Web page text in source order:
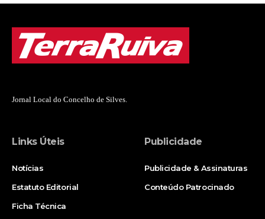
Jornal Local do Concelho de Silves.
Links Úteis
Notícias
Estatuto Editorial
Ficha Técnica
Publicidade
Publicidade & Assinaturas
Conteúdo Patrocinado